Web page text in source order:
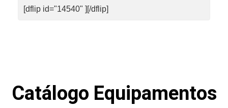
[dflip id="14540" ][/dflip]
Catálogo Equipamentos